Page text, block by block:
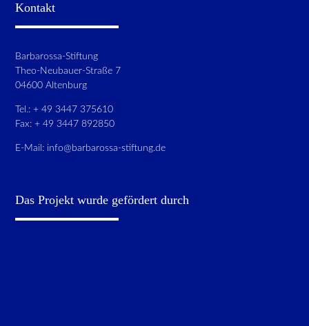
Kontakt
Barbarossa-Stiftung
Theo-Neubauer-Straße 7
04600 Altenburg
Tel.: + 49 3447 375610
Fax: + 49 3447 892850
E-Mail: info@barbarossa-stiftung.de
Das Projekt wurde gefördert durch